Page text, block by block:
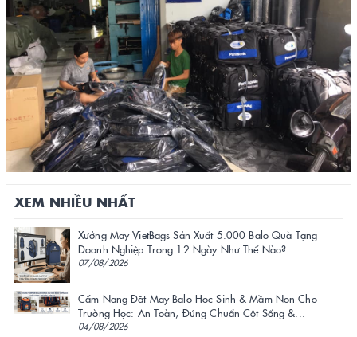
XEM NHIỀU NHẤT
Xưởng May VietBags Sản Xuất 5.000 Balo Quà Tặng
Doanh Nghiệp Trong 12 Ngày Như Thế Nào?
07/08/2026
Cẩm Nang Đặt May Balo Học Sinh & Mầm Non Cho
Trường Học: An Toàn, Đúng Chuẩn Cột Sống &...
04/08/2026